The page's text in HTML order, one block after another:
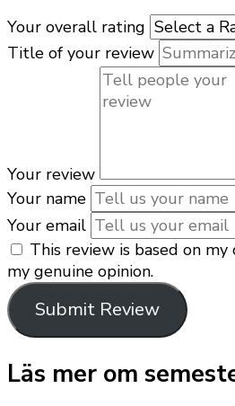
Your overall rating
Title of your review
Your review
Your name
Your email
This review is based on
my genuine opinion.
Submit Review
Läs mer om